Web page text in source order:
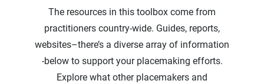
The resources in this toolbox come from
practitioners country-wide. Guides, reports,
websites–there’s a diverse array of information
-below to support your placemaking efforts.
Explore what other placemakers and